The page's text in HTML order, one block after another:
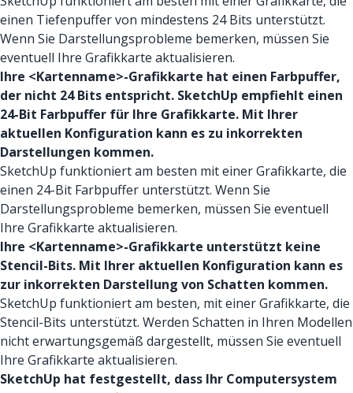
einen Tiefenpuffer von mindestens 24 Bits unterstützt.
Wenn Sie Darstellungsprobleme bemerken, müssen Sie
eventuell Ihre Grafikkarte aktualisieren.
Ihre <Kartenname>-Grafikkarte hat einen Farbpuffer,
der nicht 24 Bits entspricht. SketchUp empfiehlt einen
24-Bit Farbpuffer für Ihre Grafikkarte. Mit Ihrer
aktuellen Konfiguration kann es zu inkorrekten
Darstellungen kommen.
SketchUp funktioniert am besten mit einer Grafikkarte, die
einen 24-Bit Farbpuffer unterstützt. Wenn Sie
Darstellungsprobleme bemerken, müssen Sie eventuell
Ihre Grafikkarte aktualisieren.
Ihre <Kartenname>-Grafikkarte unterstützt keine
Stencil-Bits. Mit Ihrer aktuellen Konfiguration kann es
zur inkorrekten Darstellung von Schatten kommen.
SketchUp funktioniert am besten, mit einer Grafikkarte, die
Stencil-Bits unterstützt. Werden Schatten in Ihren Modellen
nicht erwartungsgemäß dargestellt, müssen Sie eventuell
Ihre Grafikkarte aktualisieren.
SketchUp hat festgestellt, dass Ihr Computersystem